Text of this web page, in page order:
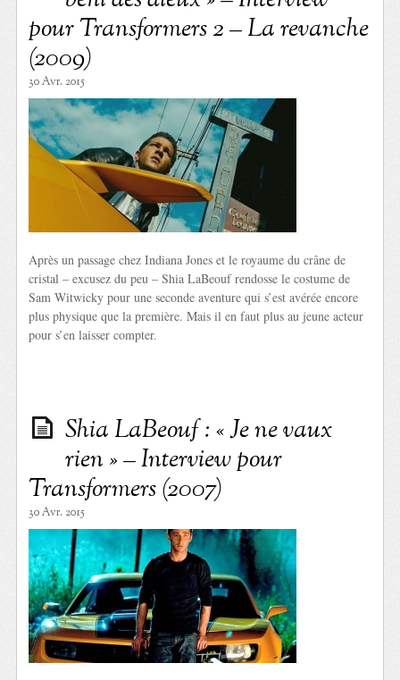
pour Transformers 2 – La revanche
(2009)
30 Avr. 2015
Après un passage chez Indiana Jones et le royaume du crâne de
cristal – excusez du peu – Shia LaBeouf rendosse le costume de
Sam Witwicky pour une seconde aventure qui s’est avérée encore
plus physique que la première. Mais il en faut plus au jeune acteur
pour s’en laisser compter.
Shia LaBeouf : « Je ne vaux
rien » – Interview pour
Transformers (2007)
30 Avr. 2015